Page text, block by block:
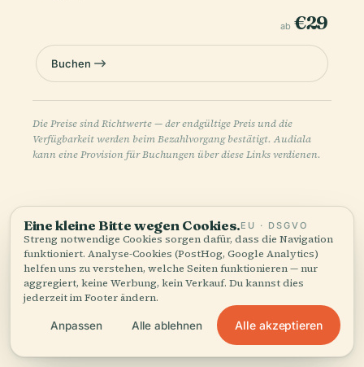
ab €29
Buchen
Die Preise sind Richtwerte — der endgültige Preis und die
Verfügbarkeit werden beim Bezahlvorgang bestätigt. Audiala
kann eine Provision für Buchungen über diese Links verdienen.
Hören Sie die ganze Geschichte in der App
Eine kleine Bitte wegen Cookies.EU · DSGVO
Streng notwendige Cookies sorgen dafür, dass die Navigation
funktioniert. Analyse-Cookies (PostHog, Google Analytics)
helfen uns zu verstehen, welche Seiten funktionieren — nur
aggregiert, keine Werbung, kein Verkauf. Du kannst dies
jederzeit im Footer ändern.
Anpassen Alle ablehnen Alle akzeptieren